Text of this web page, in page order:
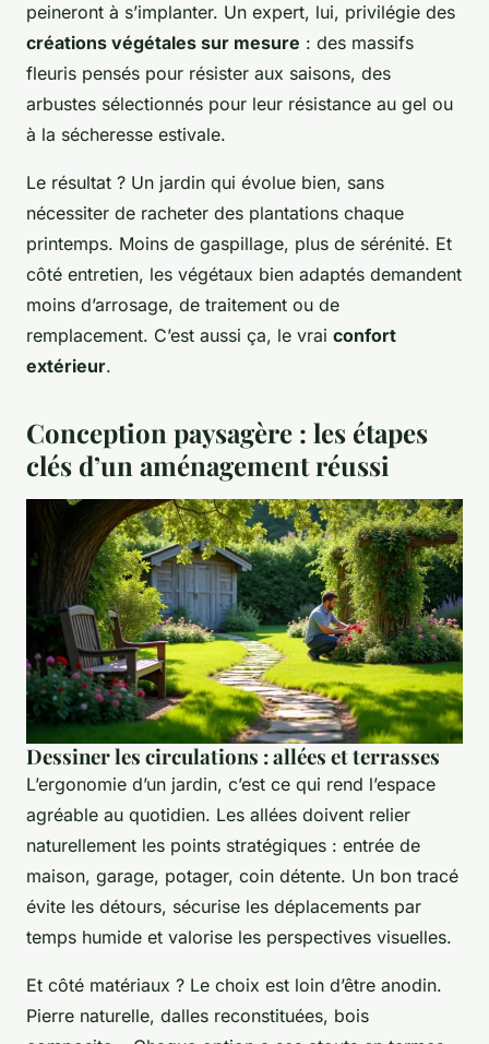
peineront à s’implanter. Un expert, lui, privilégie des
créations végétales sur mesure : des massifs
fleuris pensés pour résister aux saisons, des
arbustes sélectionnés pour leur résistance au gel ou
à la sécheresse estivale.
Le résultat ? Un jardin qui évolue bien, sans
nécessiter de racheter des plantations chaque
printemps. Moins de gaspillage, plus de sérénité. Et
côté entretien, les végétaux bien adaptés demandent
moins d’arrosage, de traitement ou de
remplacement. C’est aussi ça, le vrai confort
extérieur.
Conception paysagère : les étapes
clés d’un aménagement réussi
Dessiner les circulations : allées et terrasses
L’ergonomie d’un jardin, c’est ce qui rend l’espace
agréable au quotidien. Les allées doivent relier
naturellement les points stratégiques : entrée de
maison, garage, potager, coin détente. Un bon tracé
évite les détours, sécurise les déplacements par
temps humide et valorise les perspectives visuelles.
Et côté matériaux ? Le choix est loin d’être anodin.
Pierre naturelle, dalles reconstituées, bois